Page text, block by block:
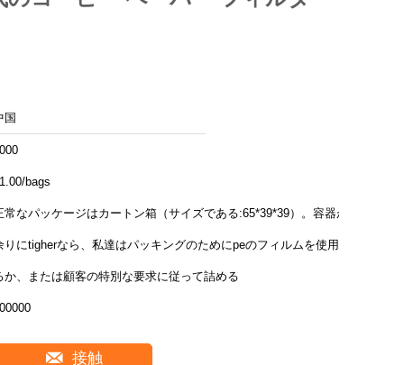
国
bags
常なパッケージはカートン箱（サイズである:65*39*39）。容器が
りにtigherなら、私達はパッキングのためにpeのフィルムを使用す
か、または顧客の特別な要求に従って詰める
接触